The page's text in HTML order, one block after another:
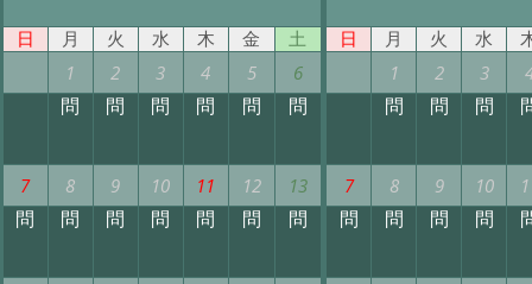
日 月 火 水 木 金 土
1 2 3 4 5 6
問 問 問 問 問 問
7 8 9 10 11 12 13
問 問 問 問 問 問 問
日 月 火 水
1 2 3
問 問 問
7 8 9 10
問 問 問 問